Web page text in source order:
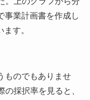
事業計画書を作成し
す。
ものでもありませ
採択率を見ると、